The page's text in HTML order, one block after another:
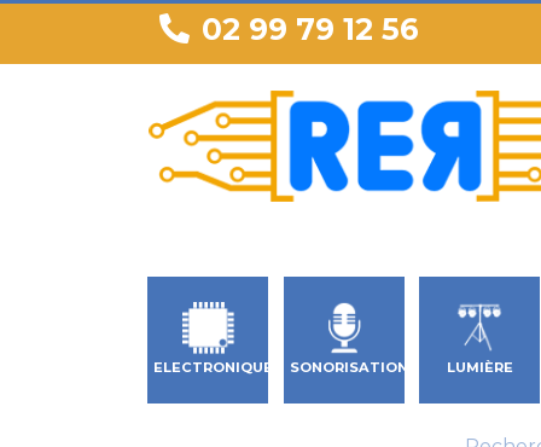
02 99 79 12 56
ELECTRONIQUE SONORISATION LUMIÈRE